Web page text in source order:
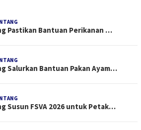
Pastikan Bantuan Perikanan …
Salurkan Bantuan Pakan Ayam…
Susun FSVA 2026 untuk Petak…